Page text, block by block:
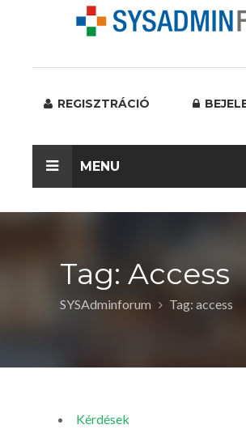
REGISZTRÁCIÓ
MENU
Tag: Access
SYSAdminforum Tag: access
Kérdések